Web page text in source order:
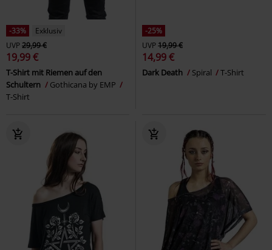
-33%
Exklusiv
UVP29,99 €
19,99 €
T-Shirt mit Riemen auf den
Schultern
Gothicana by EMP
T-Shirt
-25%
UVP19,99 €
14,99 €
Dark Death Spiral T-Shirt